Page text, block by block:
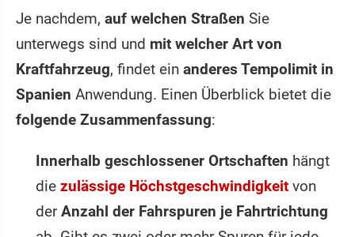
Je nachdem, auf welchen Straßen Sie
unterwegs sind und mit welcher Art von
Kraftfahrzeug, findet ein anderes Tempolimit in
Spanien Anwendung. Einen Überblick bietet die
folgende Zusammenfassung:
Innerhalb geschlossener Ortschaften hängt
die zulässige Höchstgeschwindigkeit von
derAnzahl der Fahrspuren je Fahrtrichtung